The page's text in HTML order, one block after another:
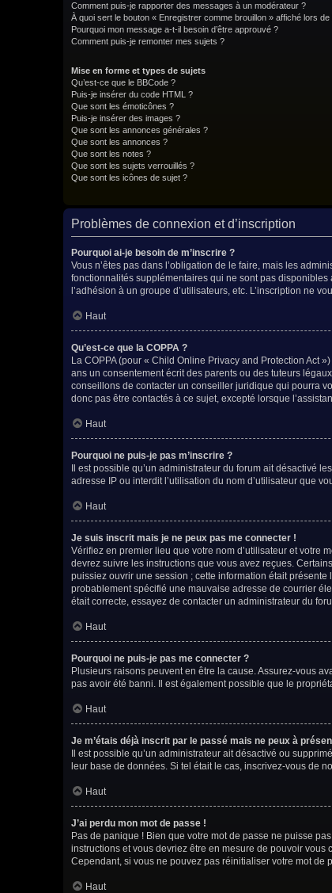
Comment puis-je rapporter des messages à un modérateur ?
À quoi sert le bouton « Enregistrer comme brouillon » affiché lors de
Pourquoi mon message a-t-il besoin d’être approuvé ?
Comment puis-je remonter mes sujets ?
Mise en forme et types de sujets
Qu’est-ce que le BBCode ?
Puis-je insérer du code HTML ?
Que sont les émoticônes ?
Puis-je insérer des images ?
Que sont les annonces générales ?
Que sont les annonces ?
Que sont les notes ?
Que sont les sujets verrouillés ?
Que sont les icônes de sujet ?
Problèmes de connexion et d’inscription
Pourquoi ai-je besoin de m’inscrire ?
Vous n’êtes pas dans l’obligation de le faire, mais les
fonctionnalités supplémentaires qui ne sont pas disponibles
l’adhésion à un groupe d’utilisateurs, etc. L’inscription ne
Haut
Qu’est-ce que la COPPA ?
La COPPA (pour « Child Online Privacy and Protection Act
ans un consentement écrit des parents ou des tuteurs
conseillons de contacter un conseiller juridique qui pourra
donc pas être contactés à ce sujet, excepté lorsque
Haut
Pourquoi ne puis-je pas m’inscrire ?
Il est possible qu’un administrateur du forum ait désactivé
adresse IP ou interdit l’utilisation du nom d’utilisateur que
Haut
Je suis inscrit mais je ne peux pas me connecter !
Vérifiez en premier lieu que votre nom d’utilisateur et votre
devrez suivre les instructions que vous avez reçues.
puissiez ouvrir une session ; cette information était
probablement spécifié une mauvaise adresse de courrier
était correcte, essayez de contacter un administrateur du
Haut
Pourquoi ne puis-je pas me connecter ?
Plusieurs raisons peuvent en être la cause. Assurez-vous
pas avoir été banni. Il est également possible que le
Haut
Je m’étais déjà inscrit par le passé mais ne peux à
Il est possible qu’un administrateur ait désactivé ou
leur base de données. Si tel était le cas, inscrivez-vous de
Haut
J’ai perdu mon mot de passe !
Pas de panique ! Bien que votre mot de passe ne puisse
instructions et vous devriez être en mesure de pouvoir vous
Cependant, si vous ne pouvez pas réinitialiser votre mot de
Haut